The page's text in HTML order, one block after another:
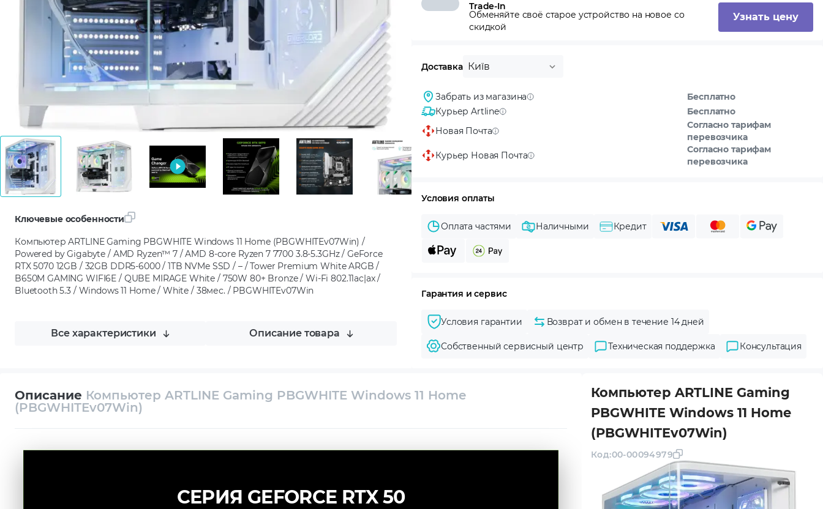
Ключевые особенности
Компьютер ARTLINE Gaming PBGWHITE Windows 11 Home (PBGWHITEv07Win) /
Powered by Gigabyte / AMD Ryzen™ 7 / AMD 8-core Ryzen 7 7700 3.8-5.3GHz / GeForce
RTX 5070 12GB / 32GB DDR5-6000 / 1TB NVMe SSD / – / Tower Premium White ARGB /
B650M GAMING WIFI6E / QUBE MIRAGE White / 750W 80+ Bronze / Wi-Fi 802.11ac|ax /
Bluetooth 5.3 / Windows 11 Home / White / 38мес. / PBGWHITEv07Win
Все характеристики Описание товара
Trade-In
Обменяйте своё старое устройство на новое со
скидкой
Узнать цену
Доставка Київ
Забрать из магазина
Бесплатно
Курьер Artline
Бесплатно
Новая Почта
Согласно тарифам
перевозчика
Курьер Новая Почта
Согласно тарифам
перевозчика
Условия оплаты
Оплата частями Наличными Кредит
Гарантия и сервис
Условия гарантии Возврат и обмен в течение 14 дней
Собственный сервисный центр Техническая поддержка Консультация
Описание Компьютер ARTLINE Gaming PBGWHITE Windows 11 Home
(PBGWHITEv07Win)
СЕРИЯ GEFORCE RTX 50
Компьютер ARTLINE Gaming
PBGWHITE Windows 11 Home
(PBGWHITEv07Win)
Код:00-00094979